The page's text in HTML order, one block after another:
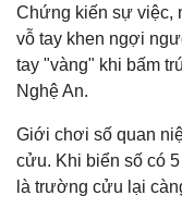
Chứng kiến sự việc,
vỗ tay khen ngợi
tay "vàng" khi bấm
Nghệ An.
Giới chơi số quan
cửu. Khi biển số có
là trường cửu lại